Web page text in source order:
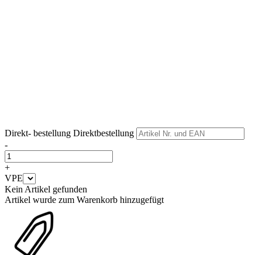
Direkt- bestellung Direktbestellung
-
+
VPE
Kein Artikel gefunden
Artikel wurde zum Warenkorb hinzugefügt